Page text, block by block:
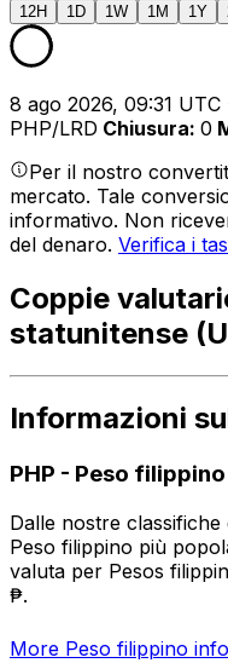
12H 1D 1W 1M 1Y
8 ago 2026, 09:31
PHP/LRD Chiusura: 0
Per il nostro
mercato. Tale
informativo. Non
del denaro. Verifica i
Coppie
statunitense
Informazioni
PHP - Peso filippino
Dalle nostre
Peso filippino più
valuta per Pesos
₱.
More Peso filippino info